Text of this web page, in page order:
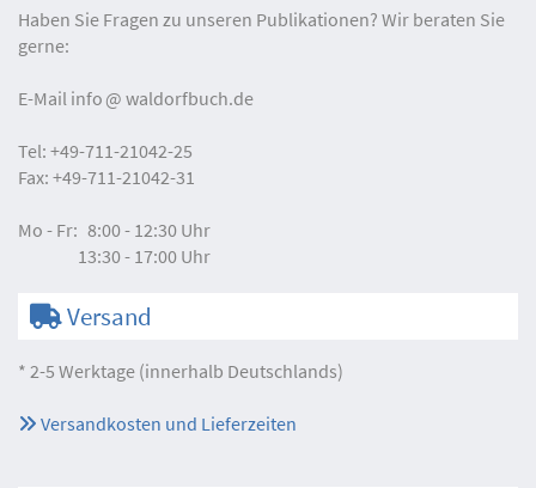
Haben Sie Fragen zu unseren Publikationen? Wir beraten Sie
gerne:
E-Mail info waldorfbuch.de
Tel: +49-711-21042-25
Fax: +49-711-21042-31
Mo - Fr: 8:00 - 12:30 Uhr
13:30 - 17:00 Uhr
Versand
* 2-5 Werktage (innerhalb Deutschlands)
Versandkosten und Lieferzeiten